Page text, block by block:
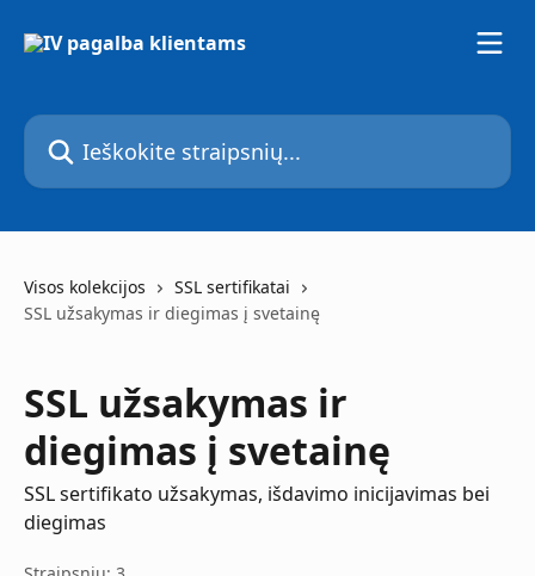
Ieškokite straipsnių...
Visos kolekcijos
SSL sertifikatai
SSL užsakymas ir diegimas į svetainę
SSL užsakymas ir
diegimas į svetainę
SSL sertifikato užsakymas, išdavimo inicijavimas bei
diegimas